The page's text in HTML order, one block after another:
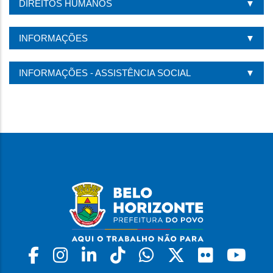
DIREITOS HUMANOS
INFORMAÇÕES
INFORMAÇÕES - ASSISTÊNCIA SOCIAL
Facebook
Instagram
LinkedinTiktokWhatsapp
X Flickr